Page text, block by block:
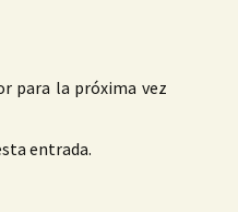
para la próxima vez
entrada.